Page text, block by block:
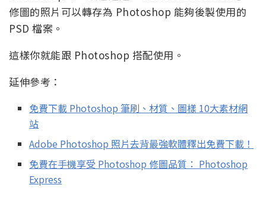
修圖的照片可以轉存為 Photoshop 能夠後製使用的
PSD 檔案。
這樣你就能跟 Photoshop 搭配使用。
延伸參考：
免費下載 Photoshop 筆刷、材質、圖樣 10大素材網
站
Adobe Photoshop 照片去背最強軟體釋出免費下載！
免費在手機享受 Photoshop 修圖品質： Photoshop
Express